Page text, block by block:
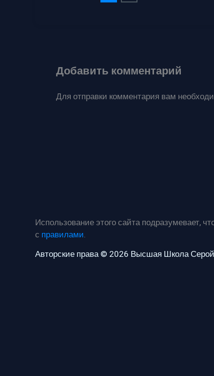
Добавить комментарий
Для отправки комментария вам
Использование этого сайта подразумевает,
с правилами.
Авторские права © 2026 Высшая Школа